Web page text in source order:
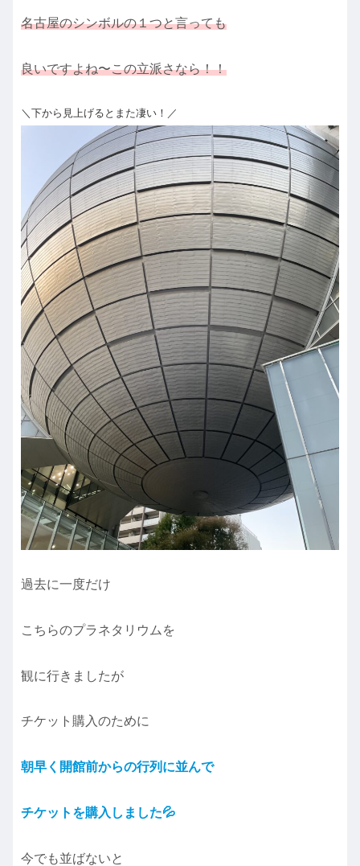
名古屋のシンボルの１つと言っても
良いですよね〜この立派さなら！！
＼下から見上げるとまた凄い！／
過去に一度だけ
こちらのプラネタリウムを
観に行きましたが
チケット購入のために
朝早く開館前からの行列に並んで
チケットを購入しました💦
今でも並ばないと